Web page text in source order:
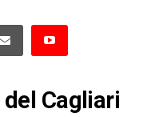
del Cagliari